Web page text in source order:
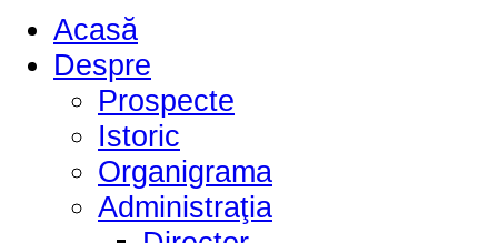
Acasă
Despre
Prospecte
Istoric
Organigrama
Administraţia